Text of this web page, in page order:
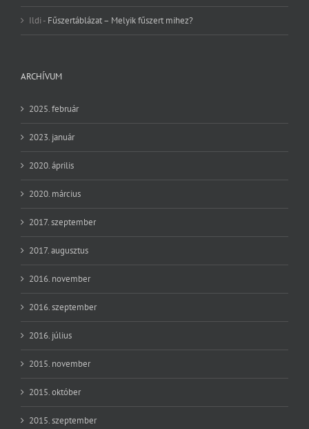
Ildi - Fűszertáblázat – Melyik fűszert mihez?
ARCHÍVUM
2025. február
2023. január
2020. április
2020. március
2017. szeptember
2017. augusztus
2016. november
2016. szeptember
2016. július
2015. november
2015. október
2015. szeptember